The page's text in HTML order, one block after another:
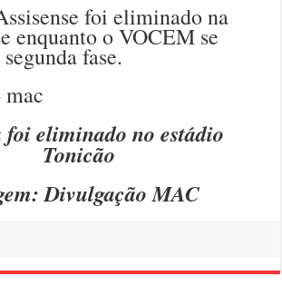
foi eliminado na
enquanto o VOCEM se
fase.
eliminado no estádio
Tonicão
Divulgação MAC